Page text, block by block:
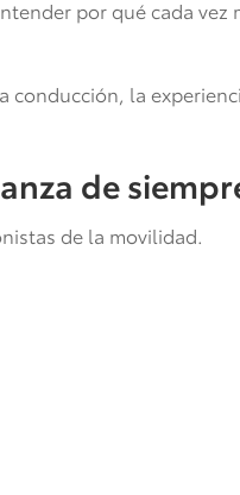
por qué cada vez
conducción, la
de
de la movilidad.